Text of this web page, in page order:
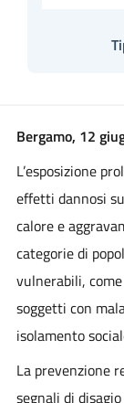
Bergamo, 12
L’esposizione
effetti dannosi
calore e
categorie di
vulnerabili,
soggetti con
isolamento
La prevenzione
segnali di